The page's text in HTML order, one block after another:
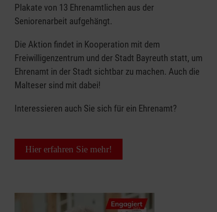
Plakate von 13 Ehrenamtlichen aus der
Seniorenarbeit aufgehängt.
Die Aktion findet in Kooperation mit dem
Freiwilligenzentrum und der Stadt Bayreuth statt, um
Ehrenamt in der Stadt sichtbar zu machen. Auch die
Malteser sind mit dabei!
Interessieren auch Sie sich für ein Ehrenamt?
Hier erfahren Sie mehr!